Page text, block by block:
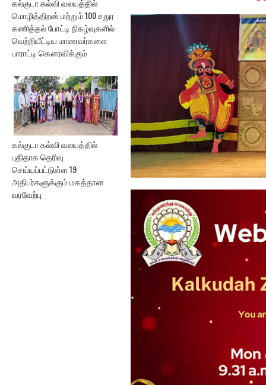
கல்குடா கல்வி வலயத்தில்
மொழித்திறன் மற்றும் 100 சதுர
கணித்தல் போட்டி நிகழ்வுகளில்
வெற்றியீட்டிய மாணவர்களை
பாராட்டி கௌரவிக்கும்
கல்குடா கல்வி வலயத்தில்
புதிதாக தெரிவு
செய்யப்பட்டுள்ள 19
அதிபர்களுக்கும் மகத்தான
வரவேற்பு
ஏற்பாட்டில...